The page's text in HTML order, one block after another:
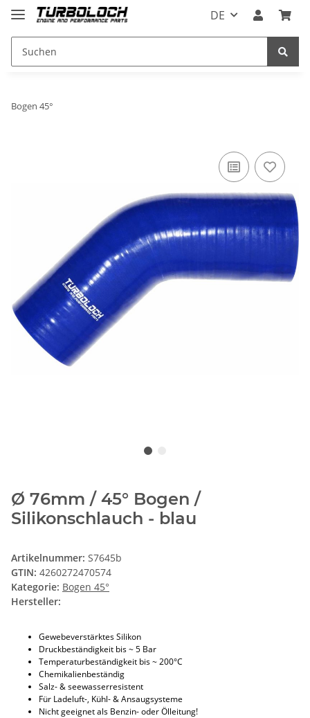
DE
Bogen 45°
Ø 76mm / 45° Bogen /
Silikonschlauch - blau
Artikelnummer: S7645b
GTIN: 4260272470574
Kategorie: Bogen 45°
Hersteller:
Gewebeverstärktes Silikon
Druckbeständigkeit bis ~ 5 Bar
Temperaturbeständigkeit bis ~ 200°C
Chemikalienbeständig
Salz- & seewasserresistent
Für Ladeluft-, Kühl- & Ansaugsysteme
Nicht geeignet als Benzin- oder Ölleitung!